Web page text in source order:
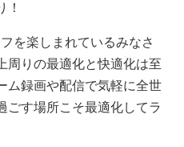
！
を楽しまれているみなさ
周りの最適化と快適化は至
ム録画や配信で気軽に全世
ごす場所こそ最適化してラ